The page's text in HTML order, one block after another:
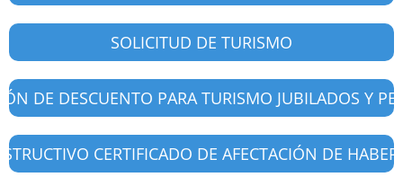
SOLICITUD DE TURISMO
DE DESCUENTO PARA TURISMO JUBILADOS Y
CERTIFICADO DE AFECTACIÓN DE